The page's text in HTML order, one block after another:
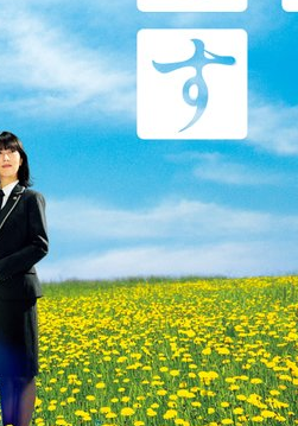
【レビュ
ー】口に関
するアンケ
ート
【レビュ
ー】ロング
ウォーク
タグ
A24 DC DCU